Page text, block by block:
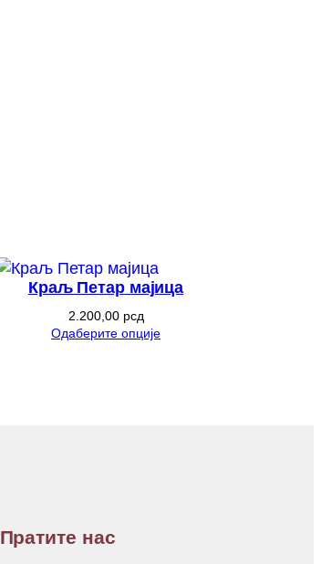
Краљ Петар мајица
2.200,00 рсд
Одаберите опције
Пратите нас